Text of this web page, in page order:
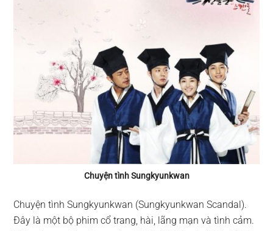
Chuyện tình Sungkyunkwan
Chuyện tình Sungkyunkwan (Sungkyunkwan Scandal).
Đây là một bộ phim cổ trang, hài, lãng mạn và tình cảm.